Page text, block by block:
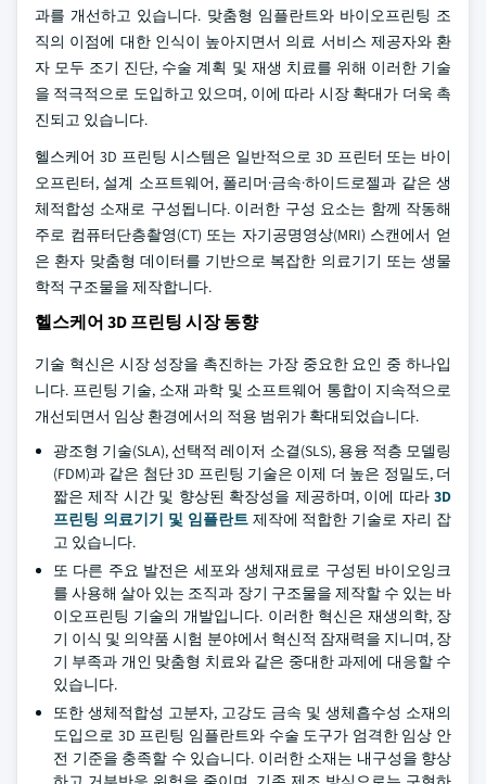
과를 개선하고 있습니다. 맞춤형 임플란트와 바이오프린팅 조
직의 이점에 대한 인식이 높아지면서 의료 서비스 제공자와 환
자 모두 조기 진단, 수술 계획 및 재생 치료를 위해 이러한 기술
을 적극적으로 도입하고 있으며, 이에 따라 시장 확대가 더욱 촉
진되고 있습니다.
헬스케어 3D 프린팅 시스템은 일반적으로 3D 프린터 또는 바이
오프린터, 설계 소프트웨어, 폴리머·금속·하이드로젤과 같은 생
체적합성 소재로 구성됩니다. 이러한 구성 요소는 함께 작동해
주로 컴퓨터단층촬영(CT) 또는 자기공명영상(MRI) 스캔에서 얻
은 환자 맞춤형 데이터를 기반으로 복잡한 의료기기 또는 생물
학적 구조물을 제작합니다.
헬스케어 3D 프린팅 시장 동향
기술 혁신은 시장 성장을 촉진하는 가장 중요한 요인 중 하나입
니다. 프린팅 기술, 소재 과학 및 소프트웨어 통합이 지속적으로
개선되면서 임상 환경에서의 적용 범위가 확대되었습니다.
광조형 기술(SLA), 선택적 레이저 소결(SLS), 용융 적층 모델링
(FDM)과 같은 첨단 3D 프린팅 기술은 이제 더 높은 정밀도, 더
짧은 제작 시간 및 향상된 확장성을 제공하며, 이에 따라 3D
프린팅 의료기기 및 임플란트제작에 적합한 기술로 자리 잡
고 있습니다.
또 다른 주요 발전은 세포와 생체재료로 구성된 바이오잉크
를 사용해 살아 있는 조직과 장기 구조물을 제작할 수 있는 바
이오프린팅 기술의 개발입니다. 이러한 혁신은 재생의학, 장
기 이식 및 의약품 시험 분야에서 혁신적 잠재력을 지니며, 장
기 부족과 개인 맞춤형 치료와 같은 중대한 과제에 대응할 수
있습니다.
또한 생체적합성 고분자, 고강도 금속 및 생체흡수성 소재의
도입으로 3D 프린팅 임플란트와 수술 도구가 엄격한 임상 안
전 기준을 충족할 수 있습니다. 이러한 소재는 내구성을 향상